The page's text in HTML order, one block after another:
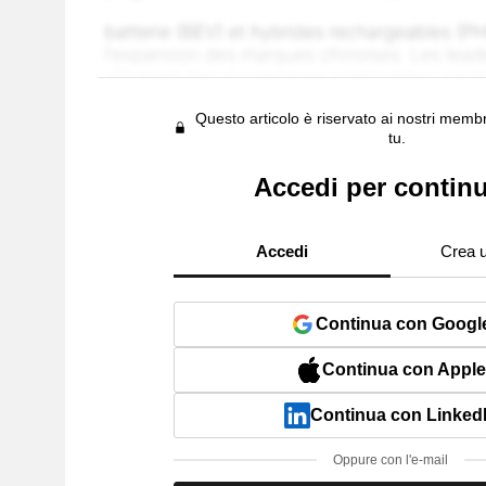
Questo articolo è riservato ai nostri
tu.
Accedi per
Accedi Crea
Continua con
Continua con Apple
Continua con
Oppure con l'e-mail